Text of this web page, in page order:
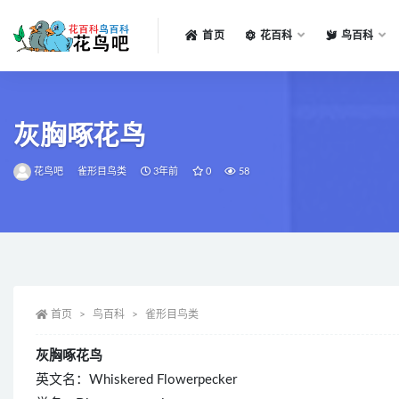
首页 花百科 鸟百科
灰胸啄花鸟
花鸟吧 雀形目鸟类 3年前 0 58
首页 鸟百科 雀形目鸟类
灰胸啄花鸟
英文名：Whiskered Flowerpecker